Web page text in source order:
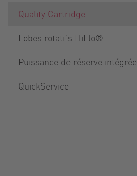
Quality Cartridge
Lobes rotatifs HiFlo®
Puissance de réserve intégrée
QuickService